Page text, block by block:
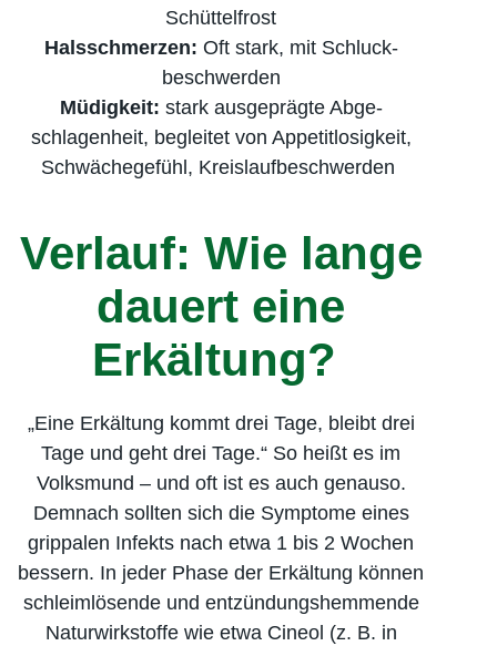
Schüttel­frost
Halsschmerzen: Oft stark, mit Schluck­
beschwerden
Müdigkeit: stark ausgeprägte Abge­
schlagenheit, begleitet von Appetit­losigkeit,
Schwäche­gefühl, Kreislauf­beschwerden
Verlauf: Wie lange
dauert eine
Erkältung?
„Eine Erkältung kommt drei Tage, bleibt drei
Tage und geht drei Tage.“ So heißt es im
Volksmund – und oft ist es auch genauso.
Demnach sollten sich die Symptome eines
grippalen Infekts nach etwa 1 bis 2 Wochen
bessern. In jeder Phase der Erkältung können
schleimlösende und entzündungs­hemmende
Naturwirkstoffe wie etwa Cineol (z. B. in